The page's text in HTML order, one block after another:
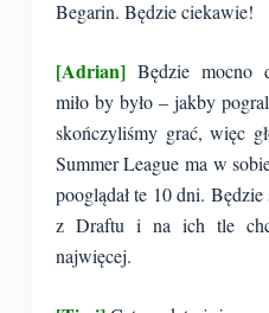
Begarin. Będzie ciekawie!
[Adrian]Będzie mocno
miło by było – jakby
skończyliśmy grać, więc
Summer League ma w
pooglądał te 10 dni.
z Draftu i na ich tle
najwięcej.